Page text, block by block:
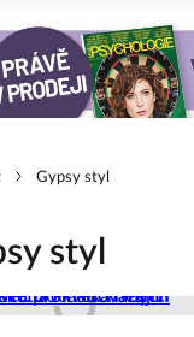
Gypsy styl
styl